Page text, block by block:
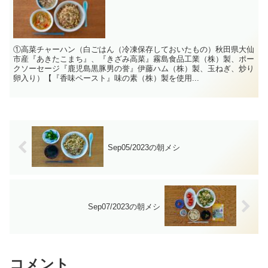
①高菜チャーハン（白ごはん（冷凍保存しておいたもの）秋田県大仙
市産『あきたこまち』、『きざみ高菜』霧島食品工業（株）製、ポー
クソーセージ『鹿児島黒豚男の誉』伊藤ハム（株）製、玉ねぎ、炒り
卵入り）【『香味ペースト』味の素（株）製を使用...
Sep05/2023の朝メシ
Sep07/2023の朝メシ
コメント